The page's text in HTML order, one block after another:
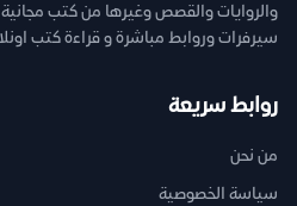
سيرفرات وروابط مباشرة و قراءة كتب
روابط سريعة
من نحن
سياسة الخصوصية